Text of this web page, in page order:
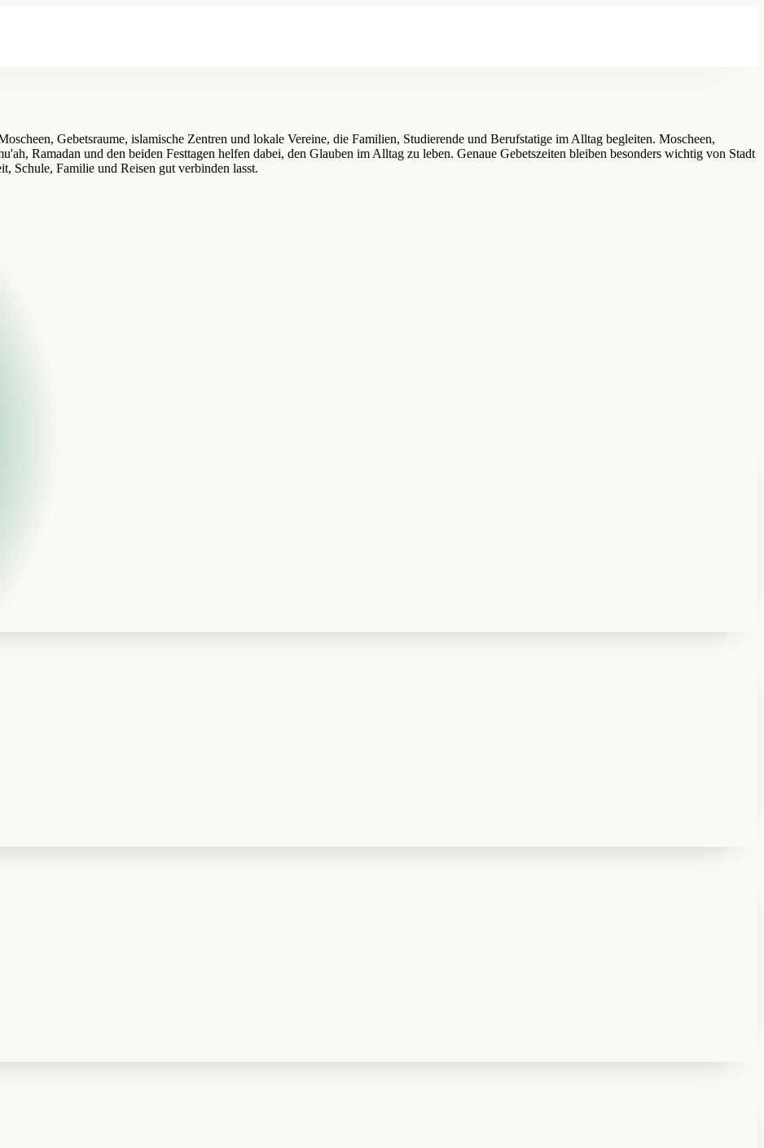
Gebetsraume, islamische Zentren und lokale Vereine, die Familien, Studierende und Berufstatige im Alltag begleiten. Moscheen,
Ramadan und den beiden Festtagen helfen dabei, den Glauben im Alltag zu leben. Genaue Gebetszeiten bleiben besonders wichtig von Stadt
Schule, Familie und Reisen gut verbinden lasst.